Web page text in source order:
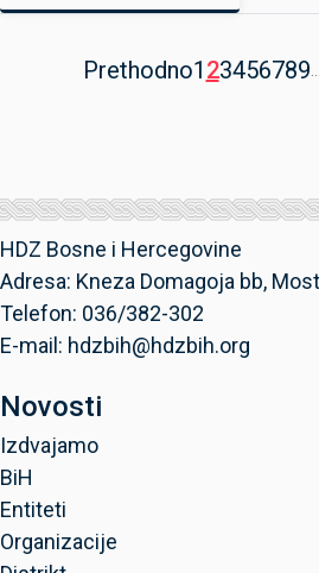
Prethodno1 23456789
HDZ Bosne i Hercegovine
Adresa: Kneza Domagoja bb,
Telefon: 036/382-302
E-mail: hdzbih@hdzbih.org
Novosti
Izdvajamo
BiH
Entiteti
Organizacije